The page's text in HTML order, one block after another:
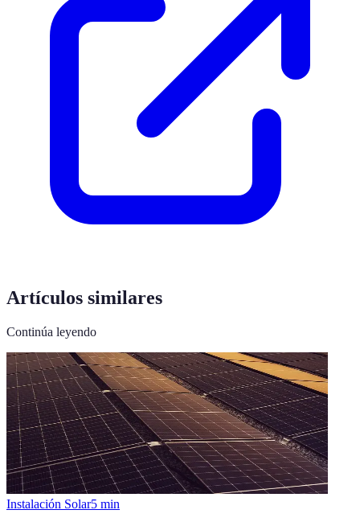
Artículos similares
Continúa leyendo
Instalación Solar5 min